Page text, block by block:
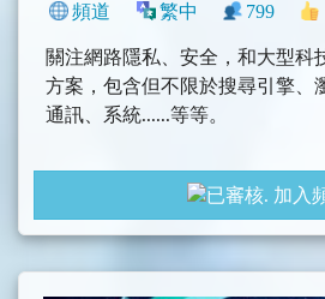
讓你的生活更加方便。
頻道 繁中 799
關注網路隱私、安全，和大型科
方案，包含但不限於搜尋引擎、
通訊、系統......等等。
加入